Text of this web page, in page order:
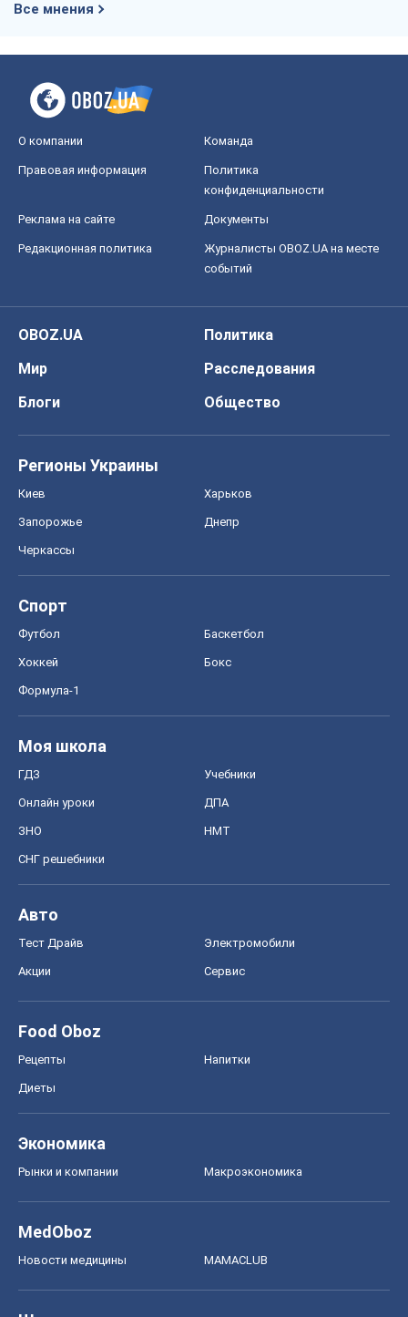
Все мнения
О компании Команда
Правовая информация
Политика
конфиденциальности
Реклама на сайте Документы
Редакционная политика
Журналисты OBOZ.UA на месте
событий
OBOZ.UA
Политика
Мир
Расследования
Блоги
Общество
Регионы Украины
Киев Харьков
Запорожье Днепр
Черкассы
Спорт
Футбол Баскетбол
Хоккей Бокс
Формула-1
Моя школа
ГДЗ Учебники
Онлайн уроки ДПА
ЗНО НМТ
СНГ решебники
Авто
Тест Драйв Электромобили
Акции Сервис
Food Oboz
Рецепты Напитки
Диеты
Экономика
Рынки и компании Mакроэкономика
MedOboz
Новости медицины MAMACLUB